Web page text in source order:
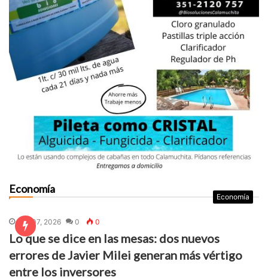
Economía
Economía
Ago 07, 2026 0 0
Lo que se dice en las mesas: dos nuevos
errores de Javier Milei generan más vértigo
entre los inversores